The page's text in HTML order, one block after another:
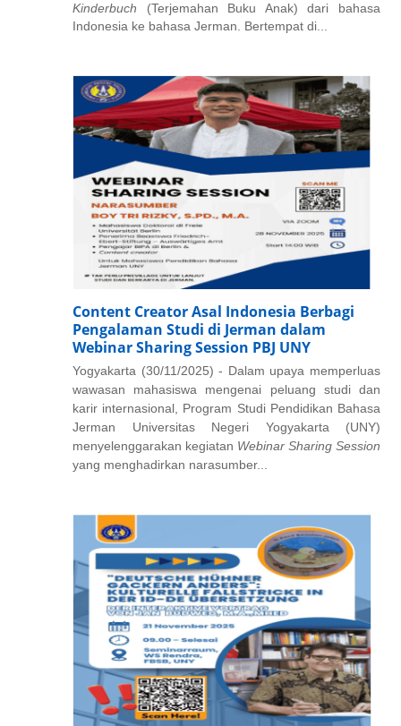
Kinderbuch (Terjemahan Buku Anak) dari bahasa
Indonesia ke bahasa Jerman. Bertempat di...
Content Creator Asal Indonesia Berbagi
Pengalaman Studi di Jerman dalam
Webinar Sharing Session PBJ UNY
Yogyakarta (30/11/2025) - Dalam upaya memperluas
wawasan mahasiswa mengenai peluang studi dan
karir internasional, Program Studi Pendidikan Bahasa
Jerman Universitas Negeri Yogyakarta (UNY)
menyelenggarakan kegiatan Webinar Sharing Session
yang menghadirkan narasumber...